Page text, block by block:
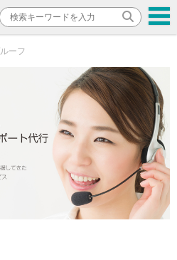
ーフ